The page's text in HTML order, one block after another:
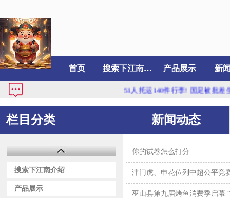
首页 搜索下江南介绍 产品展示 新
51人托运140件行李! 国足被批差生...
栏目分类
搜索下江南介绍
产品展示
新闻动态
你的试卷怎么打分
津门虎、申花位列中超公平竞
巫山县第九届烤鱼消费季启幕